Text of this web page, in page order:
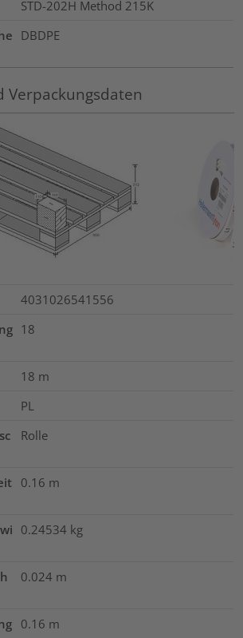
STD-202H Method 215K
DBDPE
Verpackungsdaten
4031026541556
18
18 m
PL
Rolle
0.16 m
0.24534 kg
0.024 m
0.16 m